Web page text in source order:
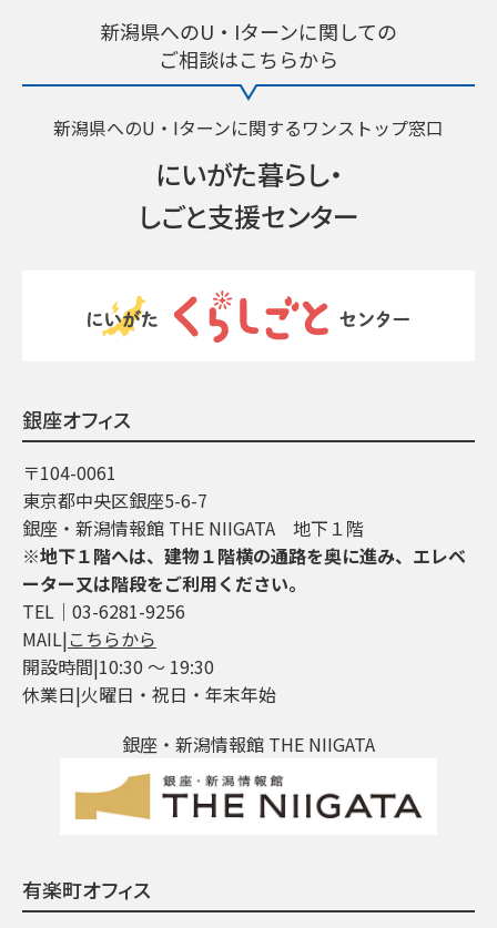
新潟県へのU・Iターンに関しての
ご相談はこちらから
新潟県へのU・Iターンに関するワンストップ窓口
にいがた暮らし・
しごと支援センター
銀座オフィス
〒104-0061
東京都中央区銀座5-6-7
銀座・新潟情報館 THE NIIGATA 地下１階
※地下１階へは、建物１階横の通路を奥に進み、エレベ
ーター又は階段をご利用ください。
TEL│03-6281-9256
MAIL|こちらから
開設時間|10:30 ～ 19:30
休業日|火曜日・祝日・年末年始
銀座・新潟情報館 THE NIIGATA
有楽町オフィス